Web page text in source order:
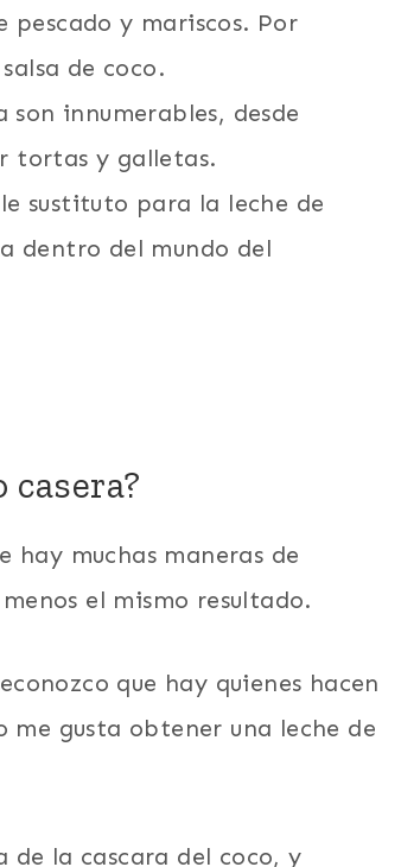
y mariscos. Por
de coco.
son innumerables, desde
tortas y galletas.
sustituto para la leche de
dentro del mundo del
casera?
hay muchas maneras de
el mismo resultado.
que hay quienes hacen
me gusta obtener una leche de
de la cascara del coco, y